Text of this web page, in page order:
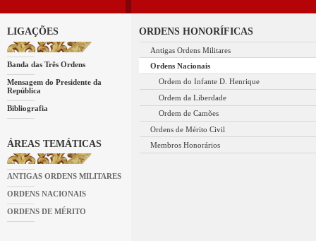
LIGAÇÕES
Banda das Três Ordens
Mensagem do Presidente da
República
Bibliografia
ÁREAS TEMÁTICAS
ANTIGAS ORDENS MILITARES
ORDENS NACIONAIS
ORDENS DE MÉRITO
ORDENS HONORÍFICAS
Antigas Ordens Militares
Ordens Nacionais
Ordem do Infante D. Henrique
Ordem da Liberdade
Ordem de Camões
Ordens de Mérito Civil
Membros Honorários